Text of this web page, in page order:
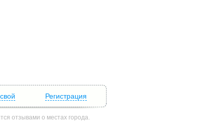
Регистрация
отзывами о местах города.